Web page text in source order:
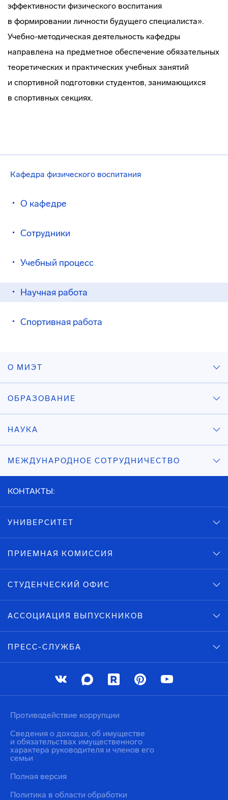
Кафедра физического воспитания
О кафедре
Сотрудники
Учебный процесс
Научная работа
Спортивная работа
эффективности физического воспитания
в формировании личности будущего специалиста».
Учебно-методическая деятельность кафедры
направлена на предметное обеспечение обязательных
теоретических и практических учебных занятий
и спортивной подготовки студентов, занимающихся
в спортивных секциях.
О МИЭТ
ОБРАЗОВАНИЕ
НАУКА
МЕЖДУНАРОДНОЕ СОТРУДНИЧЕСТВО
КОНТАКТЫ:
УНИВЕРСИТЕТ
ПРИЕМНАЯ КОМИССИЯ
СТУДЕНЧЕСКИЙ ОФИС
АССОЦИАЦИЯ ВЫПУСКНИКОВ
ПРЕСС-СЛУЖБА
Политика в области обработки
Противодействие коррупции
Сведения о доходах, об имуществе
и обязательствах имущественного
характера руководителя и членов его
семьи
Полная версия